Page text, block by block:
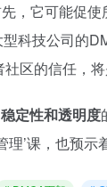
，它可能促
科技公司的
区的信任，将
定性和透明度
’课，也预